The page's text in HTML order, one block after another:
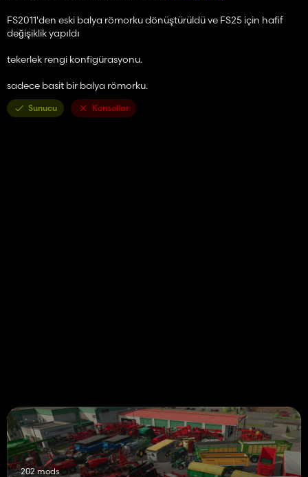
FS2011'den eski balya römorku dönüştürüldü ve FS25 için hafif
değişiklik yapıldı
tekerlek rengi konfigürasyonu.
sadece basit bir balya römorku.
Sunucu Konsollar
202 mods